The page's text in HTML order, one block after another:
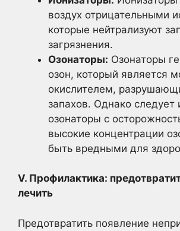
воздух отрицательными
которые нейтрализуют
загрязнения.
Озонаторы: Озонаторы
озон, который является
окислителем,
запахов. Однако следует
озонаторы с
высокие концентрации
быть вредными для
V. Профилактика:
лечить
Предотвратить появление